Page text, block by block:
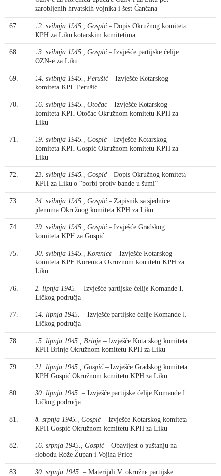
zarobljenih hrvatskih vojnika i šest Čančana
67. 12. svibnja 1945., Gospić – Dopis Okružnog komiteta
KPH za Liku kotarskim komitetima
68. 13. svibnja 1945., Gospić – Izvješće partijske ćelije
OZN-e za Liku
69. 14. svibnja 1945., Perušić – Izvješće Kotarskog
komiteta KPH Perušić
70. 16. svibnja 1945., Otočac – Izvješće Kotarskog
komiteta KPH Otočac Okružnom komitetu KPH za
Liku
71. 19. svibnja 1945., Gospić – Izvješće Kotarskog
komiteta KPH Gospić Okružnom komitetu KPH za
Liku
72. 23. svibnja 1945., Gospić – Dopis Okružnog komiteta
KPH za Liku o “borbi protiv bande u šumi”
73. 24. svibnja 1945., Gospić – Zapisnik sa sjednice
plenuma Okružnog komiteta KPH za Liku
74. 29. svibnja 1945., Gospić – Izvješće Gradskog
komiteta KPH za Gospić
75. 30. svibnja 1945., Korenica – Izvješće Kotarskog
komiteta KPH Korenica Okružnom komitetu KPH za
Liku
76. 2. lipnja 1945. – Izvješće partijske ćelije Komande I.
Ličkog područja
77. 14. lipnja 1945. – Izvješće partijske ćelije Komande I.
Ličkog područja
78. 15. lipnja 1945., Brinje – Izvješće Kotarskog komiteta
KPH Brinje Okružnom komitetu KPH za Liku
79. 21. lipnja 1945., Gospić – Izvješće Gradskog komiteta
KPH Gospić Okružnom komitetu KPH za Liku
80. 30. lipnja 1945. – Izvješće partijske ćelije Komande I.
Ličkog područja
81. 8. srpnja 1945., Gospić – Izvješće Kotarskog komiteta
KPH Gospić Okružnom komitetu KPH za Liku
82. 16. srpnja 1945., Gospić – Obavijest o puštanju na
slobodu Rože Župan i Vojina Price
83. 30. srpnja 1945. – Materijali V. okružne partijske